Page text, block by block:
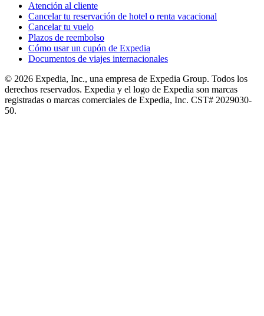
Atención al cliente
Cancelar tu reservación de hotel o renta vacacional
Cancelar tu vuelo
Plazos de reembolso
Cómo usar un cupón de Expedia
Documentos de viajes internacionales
© 2026 Expedia, Inc., una empresa de Expedia Group. Todos los
derechos reservados. Expedia y el logo de Expedia son marcas
registradas o marcas comerciales de Expedia, Inc. CST# 2029030-
50.